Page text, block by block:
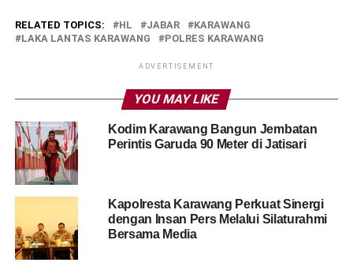
RELATED TOPICS: HL JABAR
KARAWANG
LAKA LANTAS KARAWANG
POLRES KARAWANG
ADVERTISEMENT
YOU MAY LIKE
Kodim Karawang Bangun Jembatan
Perintis Garuda 90 Meter di Jatisari
Kapolresta Karawang Perkuat Sinergi
dengan Insan Pers Melalui Silaturahmi
Bersama Media